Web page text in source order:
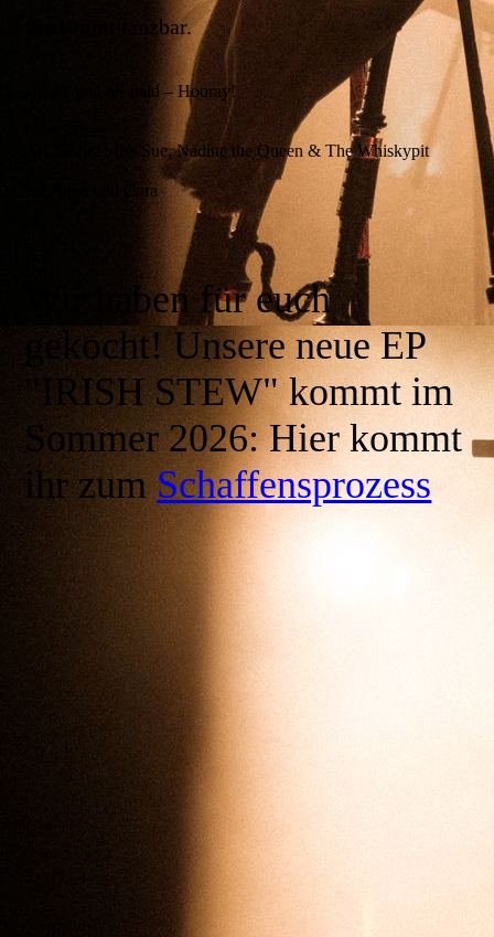
verdammt tanzbar.
Danke und bis bald – Hooray!
Ari, Hotte, Miss Sue, Nadine the Queen & The Whiskypit
mit Anne und Cora
Wir haben für euch
gekocht! Unsere neue EP
"IRISH STEW" kommt im
Sommer 2026: Hier kommt
ihr zum Schaffensprozess